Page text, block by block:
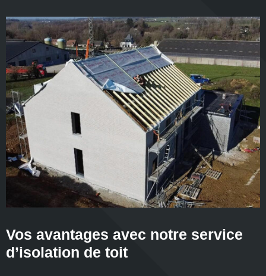
Vos avantages avec notre service
d’isolation de toit